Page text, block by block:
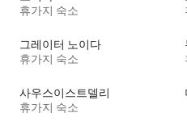
휴가지 숙소
그레이터 노이다
휴가지 숙소
사우스이스트델리
휴가지 숙소